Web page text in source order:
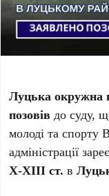
Луцька окружна
позовів до суду,
молоді та спорту
адміністрації
Х-ХІІІ ст. в